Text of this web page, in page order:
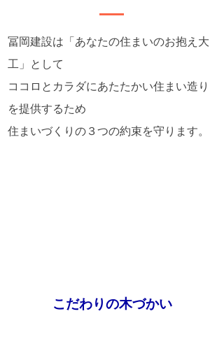
冨岡建設は「あなたの住まいのお抱え大
工」として
ココロとカラダにあたたかい住まい造り
を提供するため
​住まいづくりの３つの約束を守ります。
こだわりの木づかい